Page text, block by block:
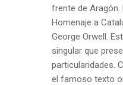
frente de Aragón.
Homenaje a
George Orwell.
singular que
particularidades.
el famoso texto